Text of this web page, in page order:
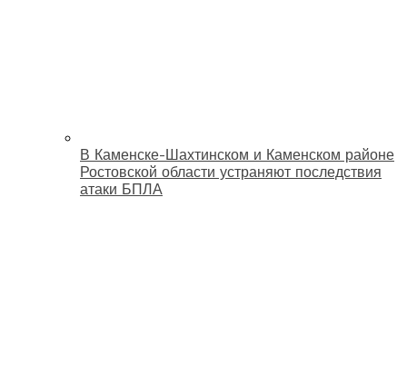
В Каменске-Шахтинском и Каменском районе
Ростовской области устраняют последствия
атаки БПЛА